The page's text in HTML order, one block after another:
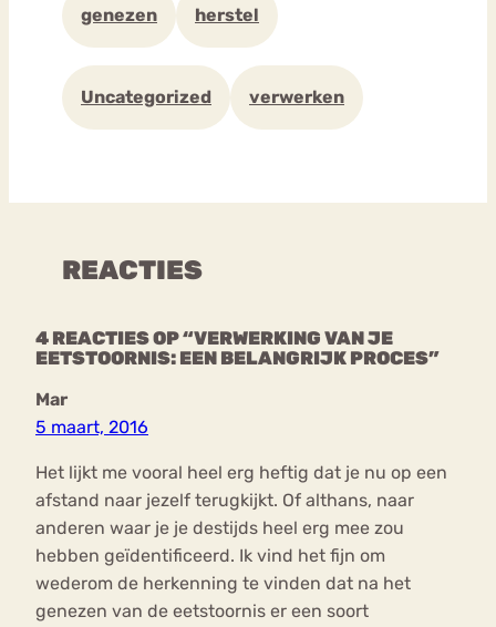
genezen herstel
Uncategorized verwerken
REACTIES
4 REACTIES OP “VERWERKING VAN JE
EETSTOORNIS: EEN BELANGRIJK PROCES”
Mar
5 maart, 2016
Het lijkt me vooral heel erg heftig dat je nu op een
afstand naar jezelf terugkijkt. Of althans, naar
anderen waar je je destijds heel erg mee zou
hebben geïdentificeerd. Ik vind het fijn om
wederom de herkenning te vinden dat na het
genezen van de eetstoornis er een soort